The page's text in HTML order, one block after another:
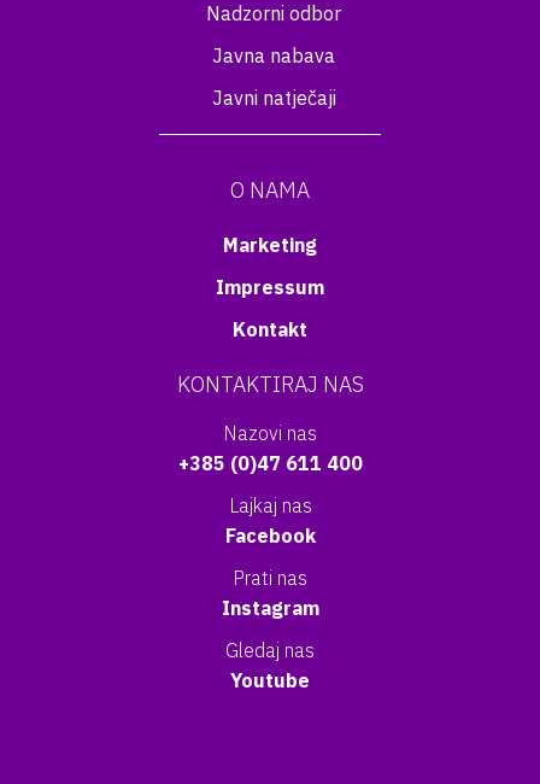
Nadzorni odbor
Javna nabava
Javni natječaji
O NAMA
Marketing
Impressum
Kontakt
KONTAKTIRAJ NAS
Nazovi nas
+385 (0)47 611 400
Lajkaj nas
Facebook
Prati nas
Instagram
Gledaj nas
Youtube